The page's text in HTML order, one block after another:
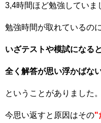
3,4時間ほど勉強していま
勉強時間が取れているのに
いざテストや模試になると
全く解答が思い浮かばな
ということがありました。
今思い返すと原因はその"